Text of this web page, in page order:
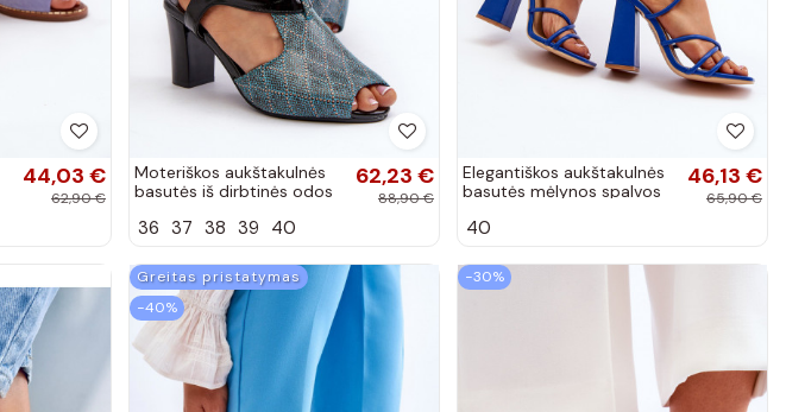
44,03 €
62,90 €
Moteriškos aukštakulnės
basutės iš dirbtinės odos
62,23 €
88,90 €
36 37 38 39 40
Elegantiškos aukštakulnės
basutės mėlynos spalvos
46,13 €
65,90 €
40
Greitas pristatymas
−40%
−30%